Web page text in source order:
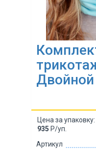
Двойной
Артикул
Цена за упаковку:
935 Р/уп.